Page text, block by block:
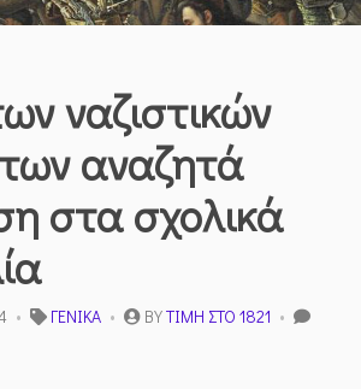
ναζιστικών
αναζητά
στα σχολικά
ΓΕΝΙΚΆ BYΤΙΜΉ ΣΤΟ 1821